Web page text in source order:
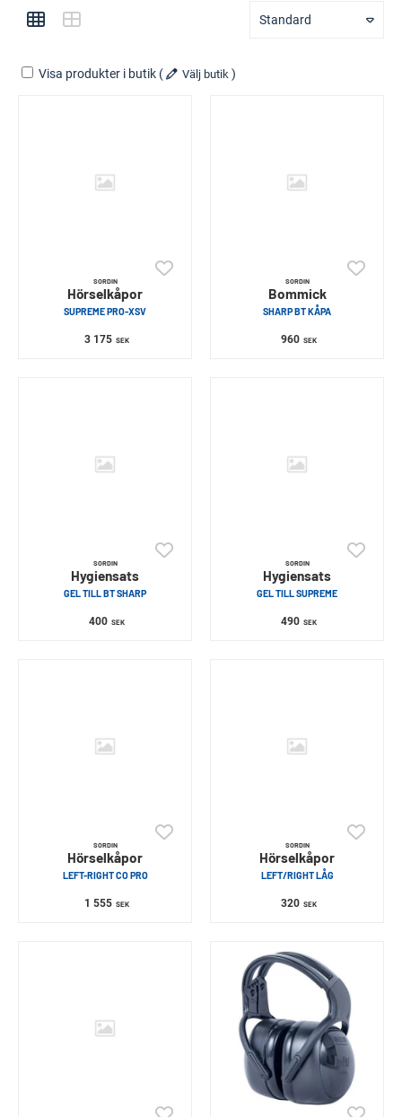
Standard
Visa produkter i butik ( Välj butik )
SORDIN
Hörselkåpor
SUPREME PRO-XSV
3 175 SEK
SORDIN
Bommick
SHARP BT KÅPA
960 SEK
SORDIN
Hygiensats
GEL TILL BT SHARP
400 SEK
SORDIN
Hygiensats
GEL TILL SUPREME
490 SEK
SORDIN
Hörselkåpor
LEFT-RIGHT CO PRO
1 555 SEK
SORDIN
Hörselkåpor
LEFT/RIGHT LÅG
320 SEK